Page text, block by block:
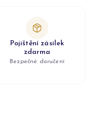
Pojištění zásilek
zdarma
Bezpečné doručení